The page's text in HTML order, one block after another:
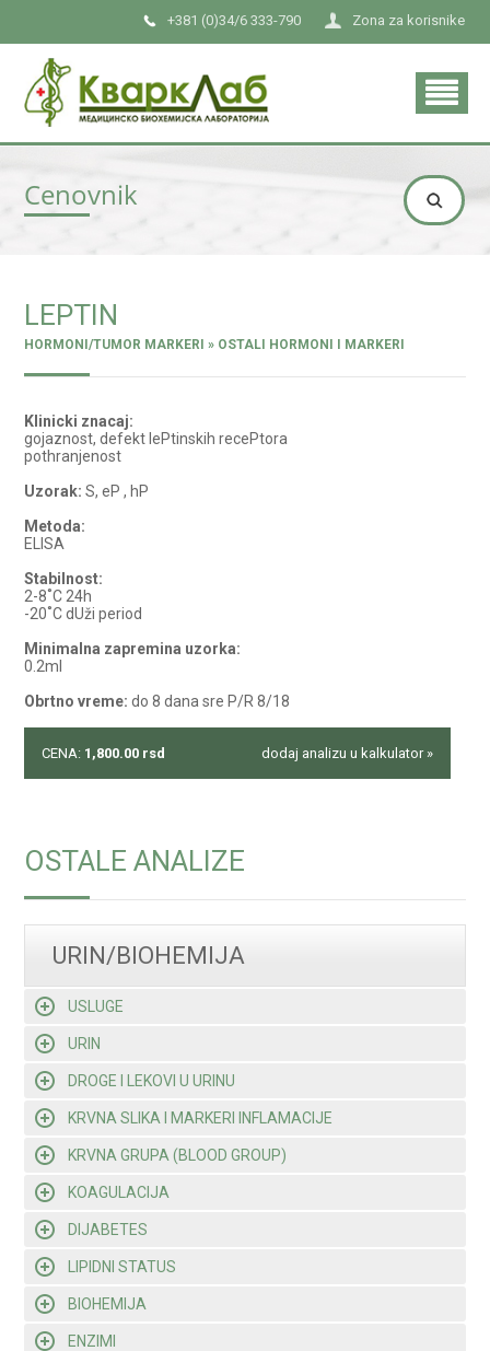
Zona za korisnike
+381 (0)34/6 333-790
Cenovnik
LEPTIN
HORMONI/TUMOR MARKERI » OSTALI HORMONI I MARKERI
Klinicki znacaj:
gojaznost, defekt lePtinskih recePtora
pothranjenost
Uzorak: S, eP , hP
Metoda:
ELISA
Stabilnost:
2-8˚C 24h
-20˚C dUži period
Minimalna zapremina uzorka:
0.2ml
Obrtno vreme: do 8 dana sre P/R 8/18
CENA: 1,800.00 rsd dodaj analizu u kalkulator »
OSTALE ANALIZE
URIN/BIOHEMIJA
USLUGE
URIN
DROGE I LEKOVI U URINU
KRVNA SLIKA I MARKERI INFLAMACIJE
KRVNA GRUPA (BLOOD GROUP)
KOAGULACIJA
DIJABETES
LIPIDNI STATUS
BIOHEMIJA
ENZIMI